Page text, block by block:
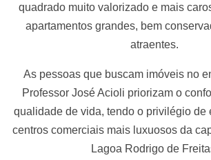
quadrado muito valorizado e mais
apartamentos grandes, bem
atraentes.
As pessoas que buscam imóveis no
Professor José Acioli priorizam o
qualidade de vida, tendo o privilégio de
centros comerciais mais luxuosos da
Lagoa Rodrigo de